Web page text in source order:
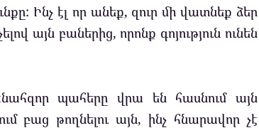
Ինչ էլ որ անեք, զուր մի վատնեք ձեր
այն բաներից, որոնք գոյություն ունեն
պահերը վրա են հասնում այն
բաց թողնելու այն, ինչ հնարավոր չէ